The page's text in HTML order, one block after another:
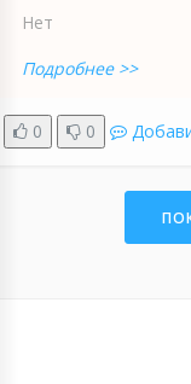
Нет
Подробнее >>
0 0